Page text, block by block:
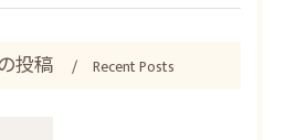
投稿 Recent Posts